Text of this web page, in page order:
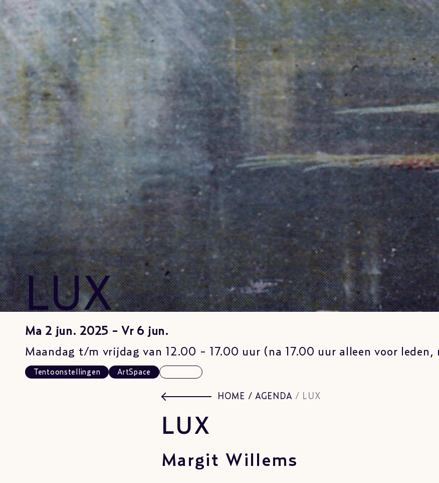
LUX
Ma 2 jun. 2025 - Vr 6 jun.
Maandag t/m vrijdag van 12.00 - 17.00 uur (na 17.00 uur alleen voor leden,
Tentoonstellingen ArtSpace
HOME / AGENDA / LUX
LUX
Margit Willems